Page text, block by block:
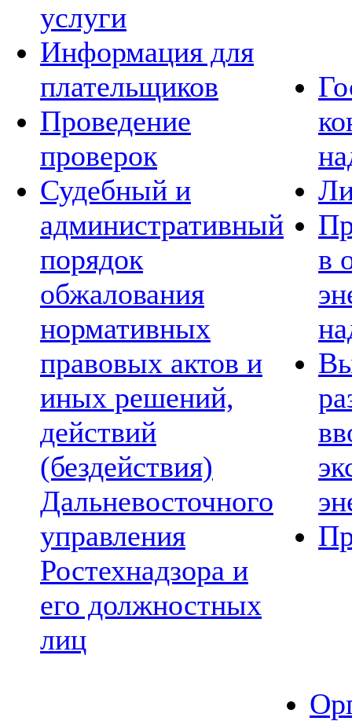
услуги
Информация для
плательщиков
Проведение
проверок
Судебный и
административный
порядок
обжалования
нормативных
правовых актов и
иных решений,
действий
(бездействия)
Дальневосточного
управления
Ростехнадзора и
его должностных
лиц
в